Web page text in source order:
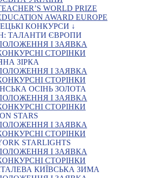
WORLD PRIZE
AWARD EUROPE
КОНКУРСИ ↓
ТАЛАНТИ ЄВРОПИ
І ЗАЯВКА
СТОРІНКИ
ЗІРКА
І ЗАЯВКА
СТОРІНКИ
ОСІНЬ ЗОЛОТА
І ЗАЯВКА
СТОРІНКИ
STARS
І ЗАЯВКА
СТОРІНКИ
STARLIGHTS
І ЗАЯВКА
СТОРІНКИ
КИЇВСЬКА ЗИМА